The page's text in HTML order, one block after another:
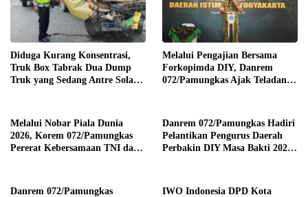
Diduga Kurang Konsentrasi,
Truk Box Tabrak Dua Dump
Truk yang Sedang Antre Solar
Melalui Pengajian Bersama
Forkopimda DIY, Danrem
072/Pamungkas Ajak Teladani
Melalui Nobar Piala Dunia
2026, Korem 072/Pamungkas
Pererat Kebersamaan TNI dan
Danrem 072/Pamungkas Hadiri
Pelantikan Pengurus Daerah
Perbakin DIY Masa Bakti 2026-
Danrem 072/Pamungkas
IWO Indonesia DPD Kota